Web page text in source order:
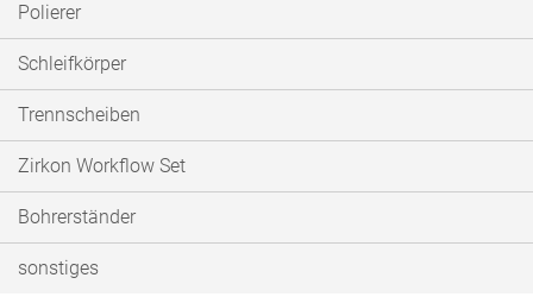
Polierer
Schleifkörper
Trennscheiben
Zirkon Workflow Set
Bohrerständer
sonstiges